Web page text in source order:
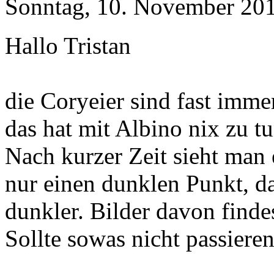
Sonntag, 10. November
Hallo Tristan
die Coryeier sind fast
das hat mit Albino nix zu
Nach kurzer Zeit sieht
nur einen dunklen Punkt,
dunkler. Bilder davon
Sollte sowas nicht